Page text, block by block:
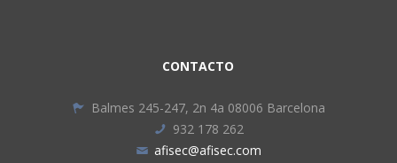
CONTACTO
Balmes 245-247, 2n 4a 08006 Barcelona
932 178 262
afisec@afisec.com